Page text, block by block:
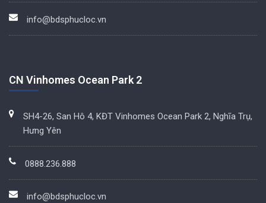
info@bdsphucloc.vn
CN Vinhomes Ocean Park 2
SH4-26, San Hô 4, KĐT Vinhomes Ocean Park 2, Nghĩa Trụ,
Hưng Yên
0888.236.888
info@bdsphucloc.vn